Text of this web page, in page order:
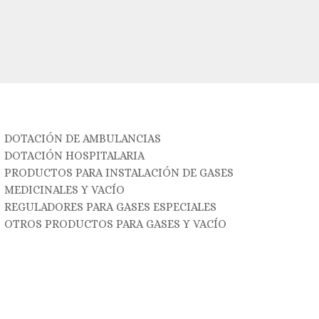
DOTACIÓN DE AMBULANCIAS
DOTACIÓN HOSPITALARIA
PRODUCTOS PARA INSTALACIÓN DE GASES
MEDICINALES Y VACÍO
REGULADORES PARA GASES ESPECIALES
OTROS PRODUCTOS PARA GASES Y VACÍO